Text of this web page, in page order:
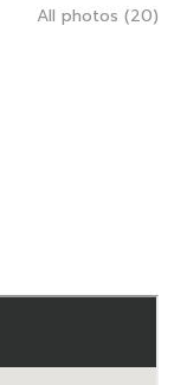
All photos (20)